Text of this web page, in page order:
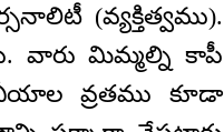
(వ్యక్తిత్వము).
వారు మిమ్మల్ని కాపీ
వ్రతము కూడా